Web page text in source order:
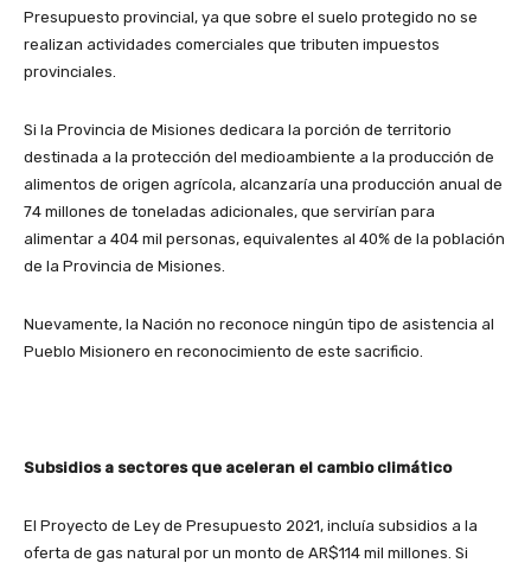
Presupuesto provincial, ya que sobre el suelo protegido no se
realizan actividades comerciales que tributen impuestos
provinciales.
Si la Provincia de Misiones dedicara la porción de territorio
destinada a la protección del medioambiente a la producción de
alimentos de origen agrícola, alcanzaría una producción anual de
74 millones de toneladas adicionales, que servirían para
alimentar a 404 mil personas, equivalentes al 40% de la población
de la Provincia de Misiones.
Nuevamente, la Nación no reconoce ningún tipo de asistencia al
Pueblo Misionero en reconocimiento de este sacrificio.
Subsidios a sectores que aceleran el cambio climático
El Proyecto de Ley de Presupuesto 2021, incluía subsidios a la
oferta de gas natural por un monto de AR$114 mil millones. Si